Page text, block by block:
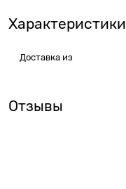
Характеристики
Доставка из
Отзывы